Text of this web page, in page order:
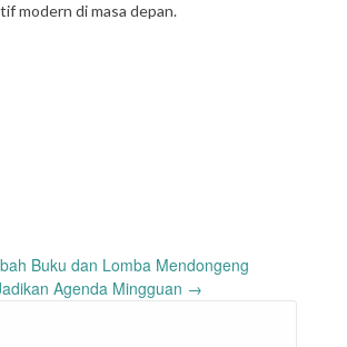
modern di masa depan.
Buku dan Lomba Mendongeng
Agenda Mingguan →